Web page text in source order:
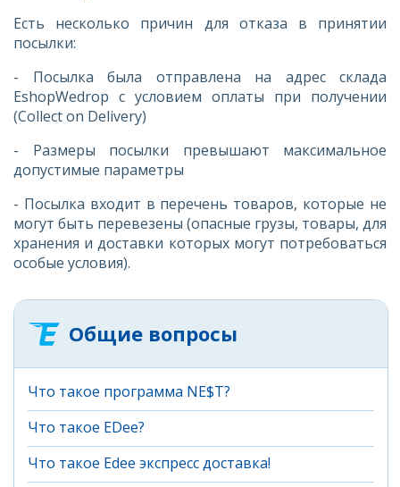
Есть несколько причин для отказа в принятии
посылки:
- Посылка была отправлена на адрес склада
EshopWedrop с условием оплаты при получении
(Collect on Delivery)
- Размеры посылки превышают максимальное
допустимые параметры
- Посылка входит в перечень товаров, которые не
могут быть перевезены (опасные грузы, товары, для
хранения и доставки которых могут потребоваться
особые условия).
Общие вопросы
Что такое программа NE$T?
Что такое EDee?
Что такое Edee экспресс доставка!